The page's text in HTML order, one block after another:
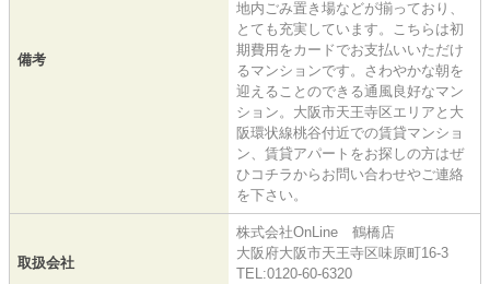
備考
地内ごみ置き場などが揃っており、
とても充実しています。こちらは初
期費用をカードでお支払いいただけ
るマンションです。さわやかな朝を
迎えることのできる通風良好なマン
ション。大阪市天王寺区エリアと大
阪環状線桃谷付近での賃貸マンショ
ン、賃貸アパートをお探しの方はぜ
ひコチラからお問い合わせやご連絡
を下さい。
取扱会社
株式会社OnLine 鶴橋店
大阪府大阪市天王寺区味原町16-3
TEL:0120-60-6320